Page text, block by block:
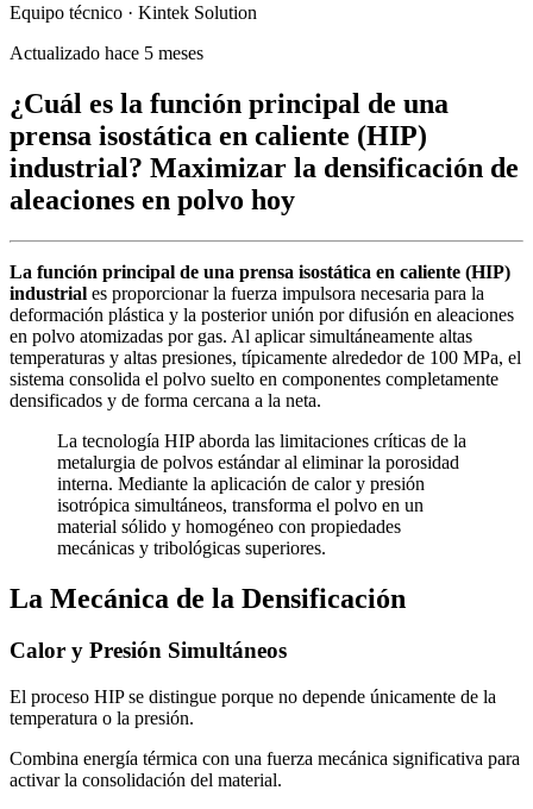
Equipo técnico · Kintek Solution
Actualizado hace 5 meses
¿Cuál es la función principal de una
prensa isostática en caliente (HIP)
industrial? Maximizar la densificación de
aleaciones en polvo hoy
La función principal de una prensa isostática en caliente (HIP)
industrial es proporcionar la fuerza impulsora necesaria para la
deformación plástica y la posterior unión por difusión en aleaciones
en polvo atomizadas por gas. Al aplicar simultáneamente altas
temperaturas y altas presiones, típicamente alrededor de 100 MPa, el
sistema consolida el polvo suelto en componentes completamente
densificados y de forma cercana a la neta.
La tecnología HIP aborda las limitaciones críticas de la
metalurgia de polvos estándar al eliminar la porosidad
interna. Mediante la aplicación de calor y presión
isotrópica simultáneos, transforma el polvo en un
material sólido y homogéneo con propiedades
mecánicas y tribológicas superiores.
La Mecánica de la Densificación
Calor y Presión Simultáneos
El proceso HIP se distingue porque no depende únicamente de la
temperatura o la presión.
Combina energía térmica con una fuerza mecánica significativa para
activar la consolidación del material.